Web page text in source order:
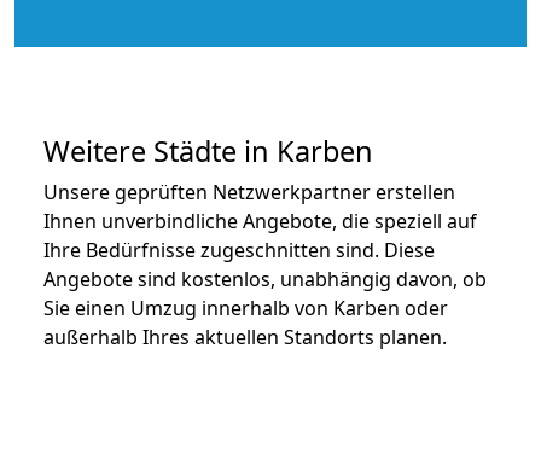
Weitere Städte in Karben
Unsere geprüften Netzwerkpartner erstellen
Ihnen unverbindliche Angebote, die speziell auf
Ihre Bedürfnisse zugeschnitten sind. Diese
Angebote sind kostenlos, unabhängig davon, ob
Sie einen Umzug innerhalb von Karben oder
außerhalb Ihres aktuellen Standorts planen.